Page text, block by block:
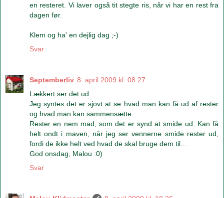
en resteret. Vi laver også tit stegte ris, når vi har en rest fra
dagen før.
Klem og ha' en dejlig dag ;-)
Svar
Septemberliv 8. april 2009 kl. 08.27
Lækkert ser det ud.
Jeg syntes det er sjovt at se hvad man kan få ud af rester
og hvad man kan sammensætte.
Rester en nem mad, som det er synd at smide ud. Kan få
helt ondt i maven, når jeg ser vennerne smide rester ud,
fordi de ikke helt ved hvad de skal bruge dem til...
God onsdag, Malou :0)
Svar